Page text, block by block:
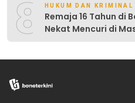
8 HUKUM DAN KRIMINAL
Remaja 16 Tahun di
Nekat Mencuri di